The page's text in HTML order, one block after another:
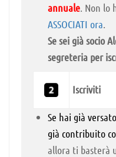
annuale. Non lo
ASSOCIATI ora.
Se sei già socio
segreteria per
Iscriviti
Se hai già
già contribuito
allora ti basterà